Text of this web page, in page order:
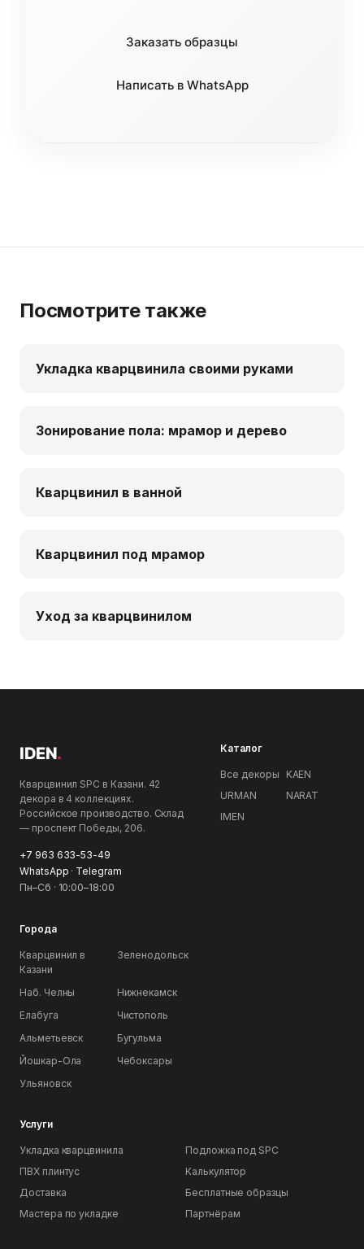
Заказать образцы
Написать в WhatsApp
Посмотрите также
Укладка кварцвинила своими руками
Зонирование пола: мрамор и дерево
Кварцвинил в ванной
Кварцвинил под мрамор
Уход за кварцвинилом
IDEN.
Кварцвинил SPC в Казани. 42
декора в 4 коллекциях.
Российское производство. Склад
— проспект Победы, 206.
+7 963 633-53-49
WhatsApp · Telegram
Пн–Сб · 10:00–18:00
Каталог
Все декоры
KAEN
URMAN
NARAT
IMEN
Города
Кварцвинил в
Казани
Зеленодольск
Наб. Челны
Нижнекамск
Елабуга
Чистополь
Альметьевск
Бугульма
Йошкар-Ола
Чебоксары
Ульяновск
Услуги
Укладка кварцвинила
Подложка под SPC
ПВХ плинтус
Калькулятор
Доставка
Бесплатные образцы
Мастера по укладке
Партнёрам